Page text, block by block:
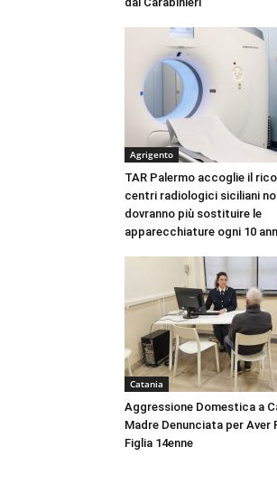
Agrigento
TAR Palermo accoglie il
centri radiologici siciliani
dovranno più sostituire le
apparecchiature ogni 10
Catania
Aggressione Domestica a
Madre Denunciata per Aver
Figlia 14enne